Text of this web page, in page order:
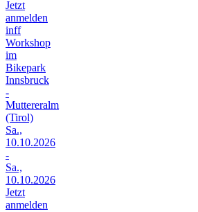
Jetzt
anmelden
inff
Workshop
im
Bikepark
Innsbruck
-
Muttereralm
(Tirol)
Sa.,
10.10.2026
-
Sa.,
10.10.2026
Jetzt
anmelden